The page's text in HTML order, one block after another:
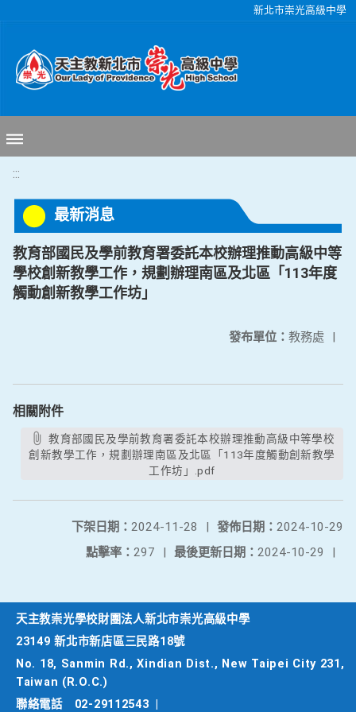
新北市崇光高級中學
:::
最新消息
教育部國民及學前教育署委託本校辦理推動高級中等
學校創新教學工作，規劃辦理南區及北區「113年度
觸動創新教學工作坊」
發布單位： 教務處 |
相關附件
教育部國民及學前教育署委託本校辦理推動高級中等學校
創新教學工作，規劃辦理南區及北區「113年度觸動創新教學
工作坊」.pdf
發佈日期： 2024-10-29
下架日期： 2024-11-28
|
最後更新日期： 2024-10-29 |
點擊率： 297 |
天主教崇光學校財團法人新北市崇光高級中學
23149 新北市新店區三民路18號
No. 18, Sanmin Rd., Xindian Dist., New Taipei City 231,
Taiwan (R.O.C.)
聯絡電話
02-29112543